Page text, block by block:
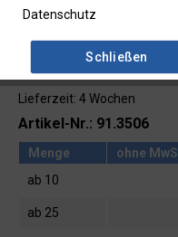
Lieferzeit: 4 Wochen
Artikel-Nr.: 91.3506
Menge ohne
ab 10
ab 25
Datenschutz
Schließen